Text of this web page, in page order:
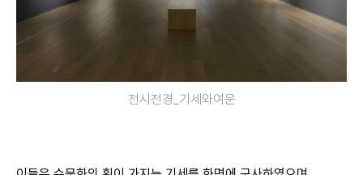
전시전경_기세와여운